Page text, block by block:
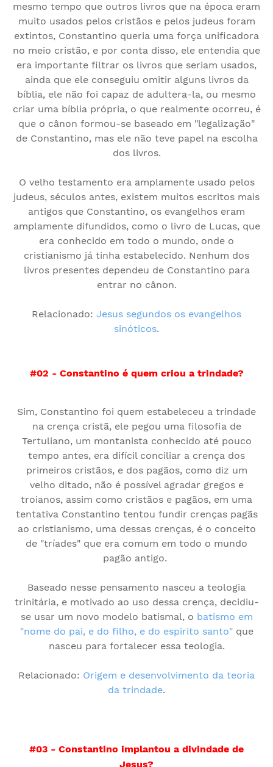
mesmo tempo que outros livros que na época eram
muito usados pelos cristãos e pelos judeus foram
extintos, Constantino queria uma força unificadora
no meio cristão, e por conta disso, ele entendia que
era importante filtrar os livros que seriam usados,
ainda que ele conseguiu omitir alguns livros da
bíblia, ele não foi capaz de adultera-la, ou mesmo
criar uma bíblia própria, o que realmente ocorreu, é
que o cânon formou-se baseado em "legalização"
de Constantino, mas ele não teve papel na escolha
dos livros.
O velho testamento era amplamente usado pelos
judeus, séculos antes, existem muitos escritos mais
antigos que Constantino, os evangelhos eram
amplamente difundidos, como o livro de Lucas, que
era conhecido em todo o mundo, onde o
cristianismo já tinha estabelecido. Nenhum dos
livros presentes dependeu de Constantino para
entrar no cânon.
Relacionado: Jesus segundos os evangelhos
sinóticos.
#02 - Constantino é quem criou a trindade?
Sim, Constantino foi quem estabeleceu a trindade
na crença cristã, ele pegou uma filosofia de
Tertuliano, um montanista conhecido até pouco
tempo antes, era difícil conciliar a crença dos
primeiros cristãos, e dos pagãos, como diz um
velho ditado, não é possível agradar gregos e
troianos, assim como cristãos e pagãos, em uma
tentativa Constantino tentou fundir crenças pagãs
ao cristianismo, uma dessas crenças, é o conceito
de "tríades" que era comum em todo o mundo
pagão antigo.
Baseado nesse pensamento nasceu a teologia
trinitária, e motivado ao uso dessa crença, decidiu-
se usar um novo modelo batismal, o batismo em
"nome do pai, e do filho, e do espirito santo"que
nasceu para fortalecer essa teologia.
Relacionado: Origem e desenvolvimento da teoria
da trindade.
#03 - Constantino implantou a divindade de
Jesus?